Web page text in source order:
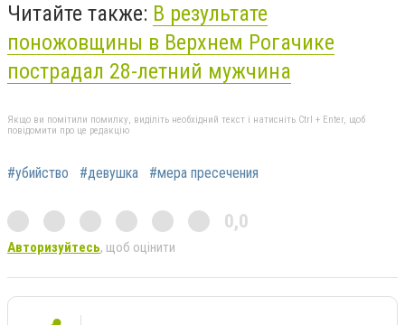
Читайте также: В результате
поножовщины в Верхнем Рогачике
пострадал 28-летний мужчина
Якщо ви помітили помилку, виділіть необхідний текст і натисніть Ctrl + Enter, щоб
повідомити про це редакцію
#убийство #девушка #мера пресечения
0,0
Авторизуйтесь, щоб оцінити